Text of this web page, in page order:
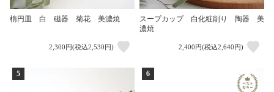
楕円皿 白 磁器 菊花 美濃焼
2,300円(税込2,530円)
スープカップ 白化粧削り 陶器 美
濃焼
2,400円(税込2,640円)
5 6